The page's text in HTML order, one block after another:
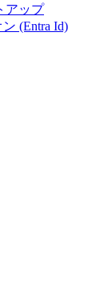
アップ
(Entra Id)